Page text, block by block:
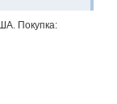
Покупка: